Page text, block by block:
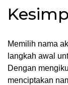
Memilih nama
langkah awal
Dengan
menciptakan